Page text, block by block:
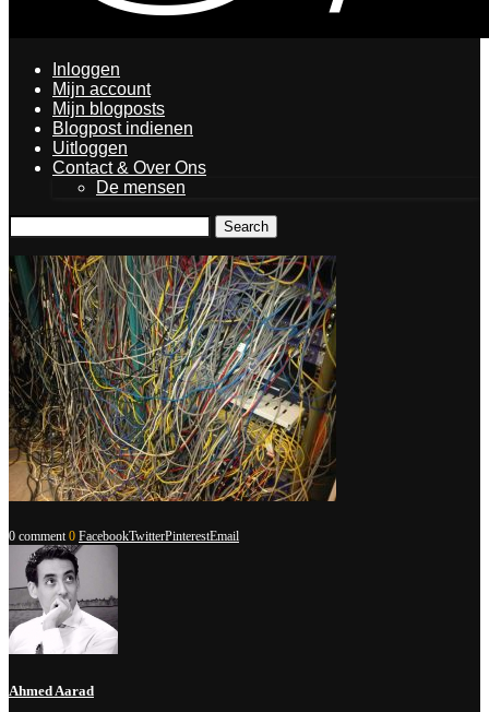
Inloggen
Mijn account
Mijn blogposts
Blogpost indienen
Uitloggen
Contact & Over Ons
De mensen
Search
0 comment 0 FacebookTwitterPinterestEmail
Ahmed Aarad